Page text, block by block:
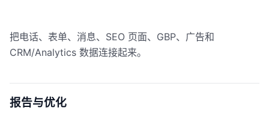
把电话、表单、消息、SEO 页面、GBP、广告和
CRM/Analytics 数据连接起来。
报告与优化